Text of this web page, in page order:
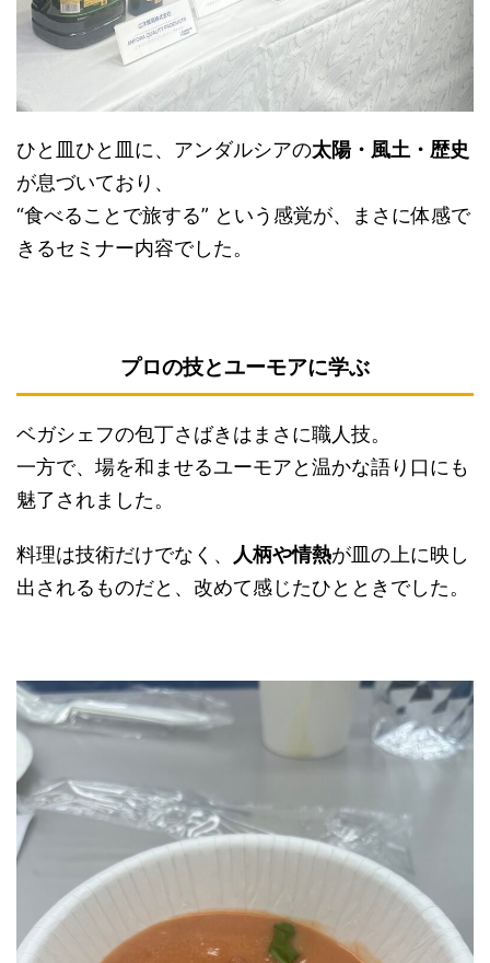
ひと皿ひと皿に、アンダルシアの太陽・風土・歴史
が息づいており、
“食べることで旅する” という感覚が、まさに体感で
きるセミナー内容でした。
プロの技とユーモアに学ぶ
ベガシェフの包丁さばきはまさに職人技。
一方で、場を和ませるユーモアと温かな語り口にも
魅了されました。
料理は技術だけでなく、 人柄や情熱が皿の上に映し
出されるものだと、改めて感じたひとときでした。